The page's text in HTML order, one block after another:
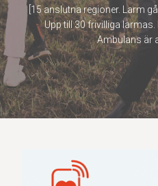
[15 anslutna regioner. Larm
Upp till 30 frivilliga larmas.
Ambulans är